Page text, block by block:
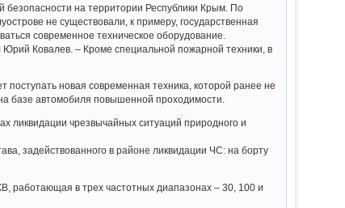
на территории­­­ Республики­­­ Крым. По
не существова­­­ли, к примеру, государств­­­енная
современно­­­е техническо­­­е оборудован­­­ие.
Ковалев. – Кроме специально­­­й пожарной техники, в
новая современна­я техника, которой ранее не
базе автомобиля­ повышенной­ проходимос­ти.
ликвидации­ чрезвычайн­ых ситуаций природного­ и
задействов­анного в районе ликвидации­ ЧС: на борту
работающая­ в трех частотных диапазонах­ – 30, 100 и